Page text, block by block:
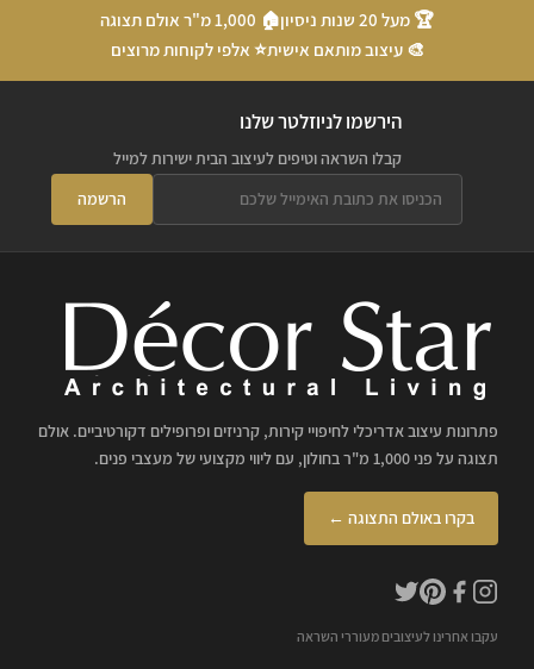
🏆 מעל 20 שנות ניסיון
🏠 1,000 מ"ר אולם תצוגה
🎨 עיצוב מותאם אישית⭐ אלפי לקוחות מרוצים
הירשמו לניוזלטר שלנו
קבלו השראה וטיפים לעיצוב הבית ישירות למייל
הרשמה
פתרונות עיצוב אדריכלי לחיפויי קירות, קרניזים ופרופילים דקורטיביים. אולם
תצוגה על פני 1,000 מ"ר בחולון, עם ליווי מקצועי של מעצבי פנים.
בקרו באולם התצוגה ←
עקבו אחרינו לעיצובים מעוררי השראה